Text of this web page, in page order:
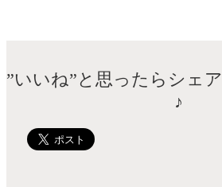
”いいね”と思ったらシェ
♪